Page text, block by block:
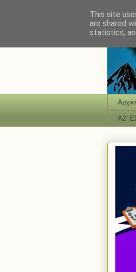
Α2΄
This site
are shared
statistics,